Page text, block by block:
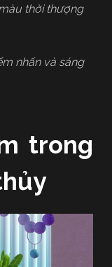
thời thượng
nhấn và sáng
trong